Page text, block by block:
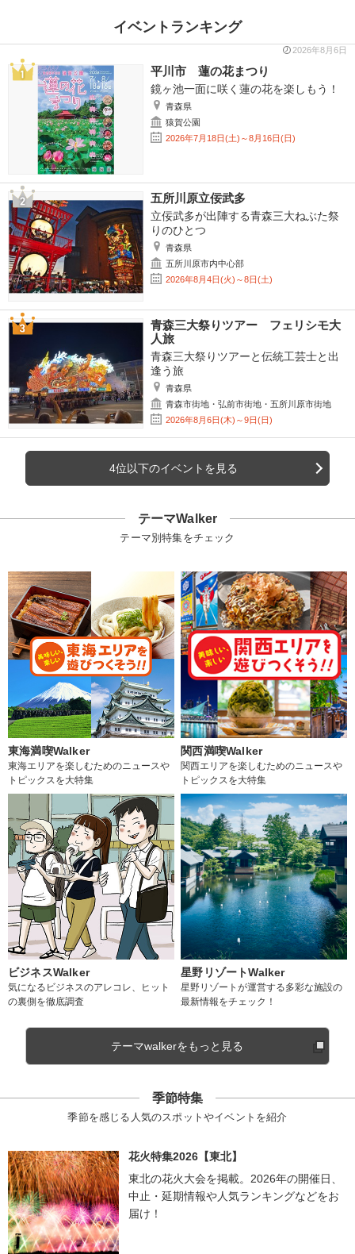
イベントランキング
2026年8月6日
平川市 蓮の花まつり
鏡ヶ池一面に咲く蓮の花を楽しもう！
青森県
猿賀公園
2026年7月18日(土)～8月16日(日)
五所川原立佞武多
立佞武多が出陣する青森三大ねぶた祭
りのひとつ
青森県
五所川原市内中心部
2026年8月4日(火)～8日(土)
青森三大祭りツアー フェリシモ大
人旅
青森三大祭りツアーと伝統工芸士と出
逢う旅
青森県
青森市街地・弘前市街地・五所川原市街地
2026年8月6日(木)～9日(日)
4位以下のイベントを見る
テーマWalker
テーマ別特集をチェック
東海満喫Walker
東海エリアを楽しむためのニュースや
トピックスを大特集
関西満喫Walker
関西エリアを楽しむためのニュースや
トピックスを大特集
ビジネスWalker
気になるビジネスのアレコレ、ヒット
の裏側を徹底調査
星野リゾートWalker
星野リゾートが運営する多彩な施設の
最新情報をチェック！
テーマwalkerをもっと見る
季節特集
季節を感じる人気のスポットやイベントを紹介
花火特集2026【東北】
東北の花火大会を掲載。2026年の開催日、
中止・延期情報や人気ランキングなどをお
届け！